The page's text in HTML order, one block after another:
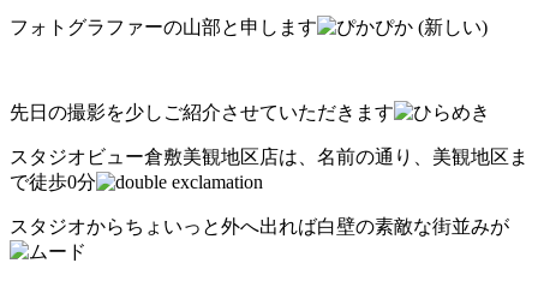
フォトグラファーの山部と申します
先日の撮影を少しご紹介させていただきます
スタジオビュー倉敷美観地区店は、名前の通り、美観地区ま
で徒歩0分
スタジオからちょいっと外へ出れば白壁の素敵な街並みが